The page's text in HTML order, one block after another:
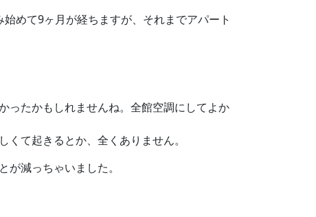
めて9ヶ月が経ちますが、それまでアパート
ったかもしれませんね。全館空調にしてよか
て起きるとか、全くありません。
減っちゃいました。